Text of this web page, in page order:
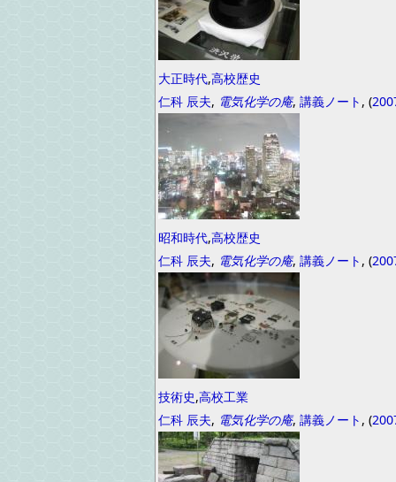
大正時代,高校歴史
仁科 辰夫, 電気化学の庵, 講義ノート , (
昭和時代,高校歴史
仁科 辰夫, 電気化学の庵, 講義ノート , (
技術史,高校工業
仁科 辰夫, 電気化学の庵, 講義ノート , (